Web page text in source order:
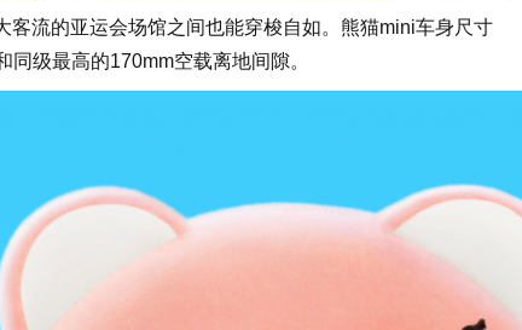
流的亚运会场馆之间也能穿梭自如。熊猫mini车身尺寸
级最高的170mm空载离地间隙。